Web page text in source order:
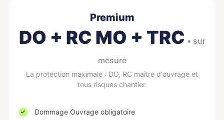
Premium
DO + RC MO + TRC • sur
mesure
La protection maximale : DO, RC maître d'ouvrage et
tous risques chantier.
Dommage Ouvrage obligatoire